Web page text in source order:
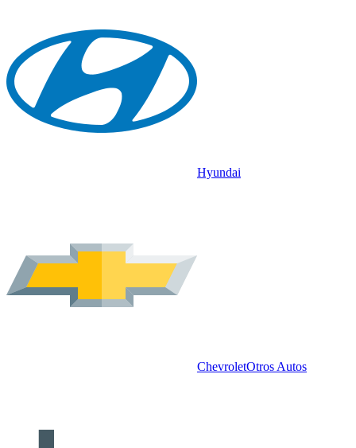
Hyundai
ChevroletOtros Autos